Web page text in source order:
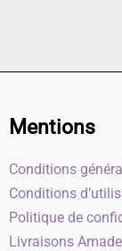
Mentions
Conditions
Conditions
Politique de
Livraisons